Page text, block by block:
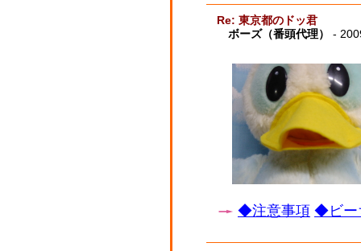
Re: 東京都のドッ君
ボーズ（番頭代理）
-
◆注意事項 ◆ビー